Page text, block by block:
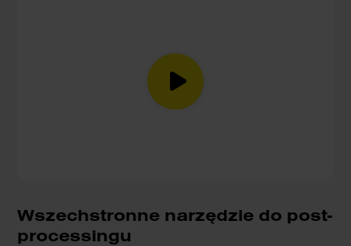
Wszechstronne narzędzie do post-
processingu